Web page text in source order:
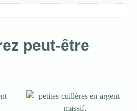
peut-être